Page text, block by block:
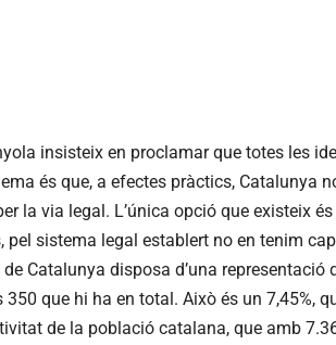
insisteix en proclamar que totes les
és que, a efectes pràctics, Catalunya
la via legal. L’única opció que existeix
pel sistema legal establert no en tenim
Catalunya disposa d’una representació
que hi ha en total. Això és un 7,45%,
de la població catalana, que amb